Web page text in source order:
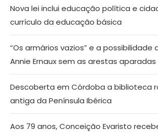
Nova lei inclui educação política e
currículo da educação básica
“Os armários vazios” e a possibilidade
Annie Ernaux sem as arestas aparadas
Descoberta em Córdoba a biblioteca
antiga da Península Ibérica
Aos 79 anos, Conceição Evaristo